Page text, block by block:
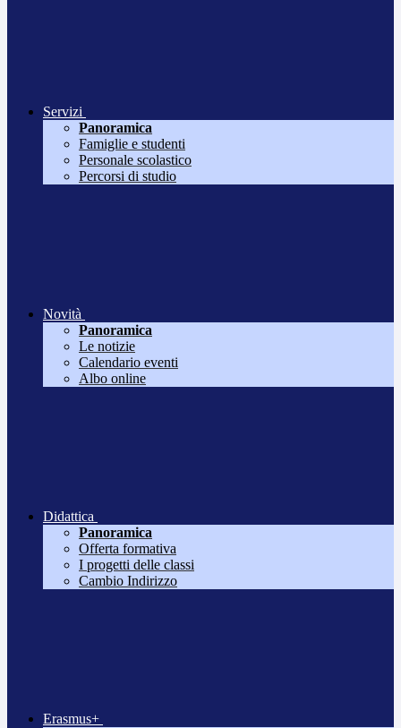
Servizi
Panoramica
Famiglie e studenti
Personale scolastico
Percorsi di studio
Novità
Panoramica
Le notizie
Calendario eventi
Albo online
Didattica
Panoramica
Offerta formativa
I progetti delle classi
Cambio Indirizzo
Erasmus+